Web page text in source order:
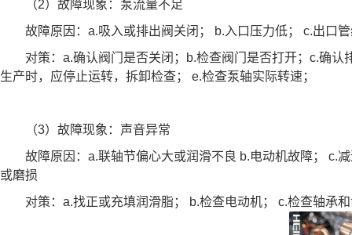
（2）故障现象：泵流量不足
故障原因：a.吸入或排出阀关闭； b.入口压力低； c.出口管
对策：a.确认阀门是否关闭；b.检查阀门是否打开；c.确认
生产时，应停止运转，拆卸检查； e.检查泵轴实际转速；
（3）故障现象：声音异常
故障原因：a.联轴节偏心大或润滑不良 b.电动机故障； c.减
或磨损
对策：a.找正或充填润滑脂； b.检查电动机； c.检查轴承和